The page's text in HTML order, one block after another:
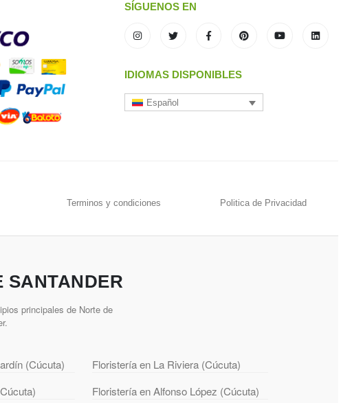
SÍGUENOS EN
IDIOMAS DISPONIBLES
Español
Terminos y condiciones Politica de Privacidad
SANTANDER
principales de Norte de
(Cúcuta)
Floristería en La Riviera (Cúcuta)
Floristería en Alfonso López (Cúcuta)